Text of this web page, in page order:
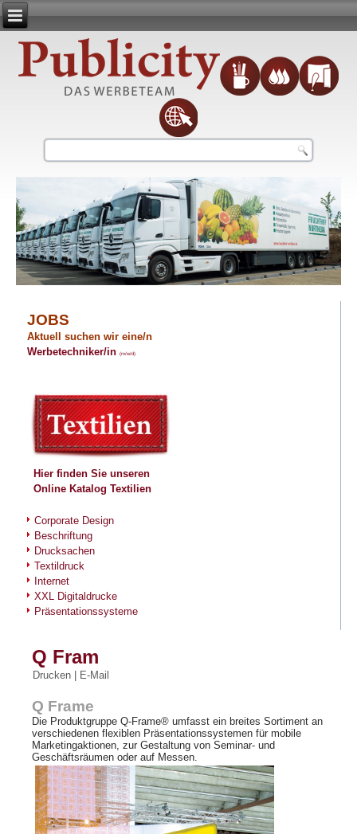
JOBS
Aktuell suchen wir eine/n
Werbetechniker/in(m/w/d)
Hier finden Sie unseren
Online KatalogTextilien
Corporate Design
Beschriftung
Drucksachen
Textildruck
Internet
XXL Digitaldrucke
Präsentationssysteme
Q Fram
Drucken E-Mail
Q Frame
Die Produktgruppe Q-Frame® umfasst ein breites Sortiment an
verschiedenen flexiblen Präsentationssystemen für mobile
Marketingaktionen, zur Gestaltung von Seminar- und
Geschäftsräumen oder auf Messen.